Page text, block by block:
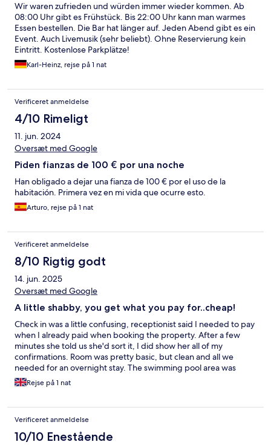
Wir waren zufrieden und würden immer wieder kommen. Ab
08:00 Uhr gibt es Frühstück. Bis 22:00 Uhr kann man warmes
Essen bestellen. Die Bar hat länger auf. Jeden Abend gibt es ein
Event. Auch Livemusik (sehr beliebt). Ohne Reservierung kein
Eintritt. Kostenlose Parkplätze!
Karl-Heinz, rejse på 1 nat
Verificeret anmeldelse
4/10 Rimeligt
11. jun. 2024
Oversæt med Google
Piden fianzas de 100 € por una noche
Han obligado a dejar una fianza de 100 € por el uso de la
habitación. Primera vez en mi vida que ocurre esto.
Arturo, rejse på 1 nat
Verificeret anmeldelse
8/10 Rigtig godt
14. jun. 2025
Oversæt med Google
A little shabby, you get what you pay for..cheap!
Check in was a little confusing, receptionist said I needed to pay
when I already paid when booking the property. After a few
minutes she told us she'd sort it, I did show her all of my
confirmations. Room was pretty basic, but clean and all we
needed for an overnight stay. The swimming pool area was
satisfactory, although the water was full of dead insects and
three very noisy parrots in a cage near the pool, but thankfully
glasses and cans from the previous day in the morning when we
checked out. Not a good first impression. Staff were ok but not
over friendly despite being British as am I not many smiles!
Rejse på 1 nat
Verificeret anmeldelse
10/10 Enestående